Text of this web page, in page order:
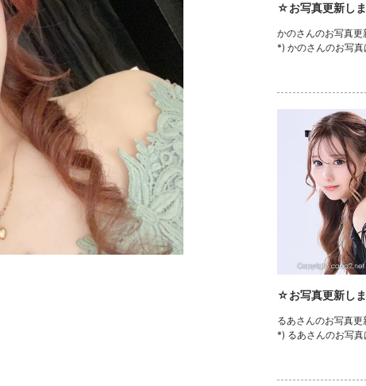
☆お写真更新し
かのさんのお写真
*) かのさんのお写真
☆お写真更新し
るあさんのお写真
*) るあさんのお写真